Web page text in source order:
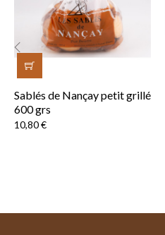
Sablés de Nançay petit grillé
600 grs
Prix
10,80 €
‹